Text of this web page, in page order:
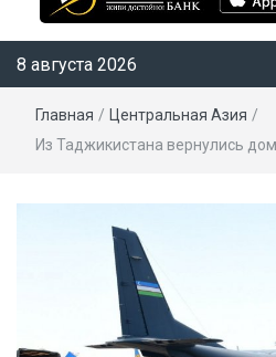
8 августа 2026
Главная / Центральная Азия /
Из Таджикистана вернулись